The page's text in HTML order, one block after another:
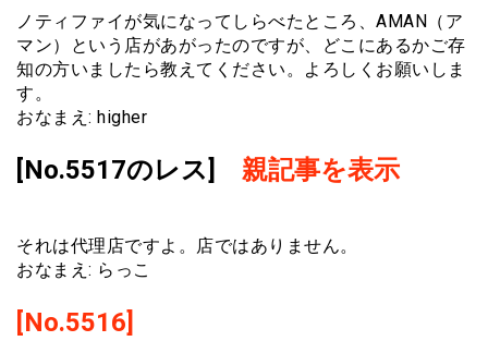
ノティファイが気になってしらべたところ、AMAN（ア
マン）という店があがったのですが、どこにあるかご存
知の方いましたら教えてください。よろしくお願いしま
す。
おなまえ: higher
[No.5517のレス] 親記事を表示
それは代理店ですよ。店ではありません。
おなまえ: らっこ
[No.5516]